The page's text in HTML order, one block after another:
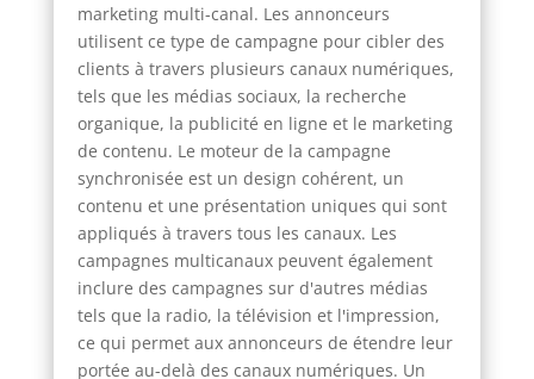
marketing multi-canal. Les annonceurs
utilisent ce type de campagne pour cibler des
clients à travers plusieurs canaux numériques,
tels que les médias sociaux, la recherche
organique, la publicité en ligne et le marketing
de contenu. Le moteur de la campagne
synchronisée est un design cohérent, un
contenu et une présentation uniques qui sont
appliqués à travers tous les canaux. Les
campagnes multicanaux peuvent également
inclure des campagnes sur d'autres médias
tels que la radio, la télévision et l'impression,
ce qui permet aux annonceurs de étendre leur
portée au-delà des canaux numériques. Un